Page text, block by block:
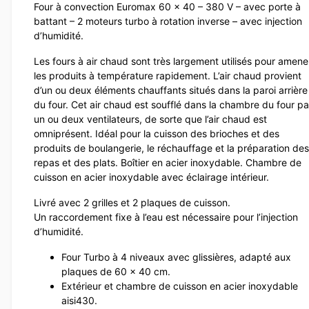
Four à convection Euromax 60 x 40 – 380 V – avec porte à
battant – 2 moteurs turbo à rotation inverse – avec injection
d’humidité.
Les fours à air chaud sont très largement utilisés pour
les produits à température rapidement. L’air chaud provient
d’un ou deux éléments chauffants situés dans la paroi arrière
du four. Cet air chaud est soufflé dans la chambre du four
un ou deux ventilateurs, de sorte que l’air chaud est
omniprésent. Idéal pour la cuisson des brioches et des
produits de boulangerie, le réchauffage et la préparation des
repas et des plats. Boîtier en acier inoxydable. Chambre de
cuisson en acier inoxydable avec éclairage intérieur.
Livré avec 2 grilles et 2 plaques de cuisson.
Un raccordement fixe à l’eau est nécessaire pour l’injection
d’humidité.
Four Turbo à 4 niveaux avec glissières, adapté aux
plaques de 60 x 40 cm.
Extérieur et chambre de cuisson en acier inoxydable
aisi430.